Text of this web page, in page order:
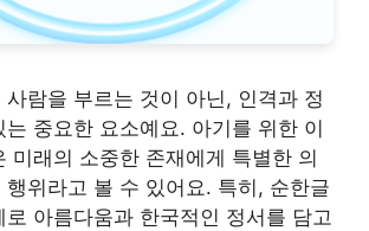
사람을 부르는 것이 아닌, 인격과 정
중요한 요소예요. 아기를 위한 이
미래의 소중한 존재에게 특별한 의
행위라고 볼 수 있어요. 특히, 순한글
로 아름다움과 한국적인 정서를 담고